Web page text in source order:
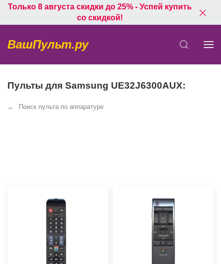
Только 8 августа скидки до 25% - Успей купить
со скидкой!
ВашПульт.ру
Пульты для Samsung UE32J6300AUX:
Поиск пульта по аппаратуре